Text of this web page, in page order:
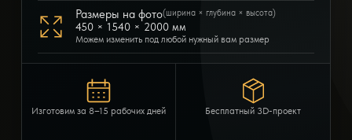
Размеры на фото(ширина × глубина × высота)
450 × 1540 × 2000 мм
Можем изменить под любой нужный вам размер
Изготовим за 8–15 рабочих дней Бесплатный 3D-проект